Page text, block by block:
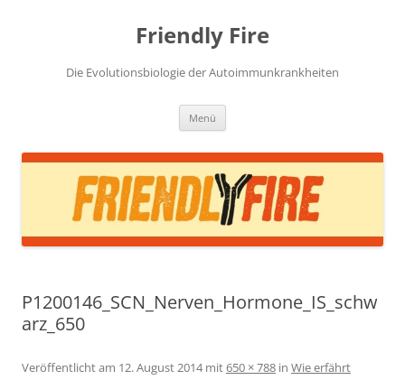
Friendly Fire
Die Evolutionsbiologie der Autoimmunkrankheiten
Menü
P1200146_SCN_Nerven_Hormone_IS_schw
arz_650
Veröffentlicht am 12. August 2014mit650 × 788 in Wie erfährt